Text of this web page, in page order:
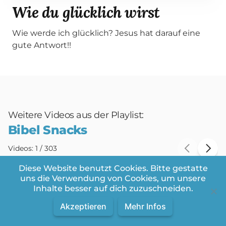
Wie du glücklich wirst
Wie werde ich glücklich? Jesus hat darauf eine
gute Antwort!!
Weitere Videos aus der Playlist:
Bibel Snacks
Videos in dieser Playlist
Videos: 1 / 303
Diese Website benutzt Cookies. Bitte gestatte
uns die Verwendung von Cookies, um unsere
Inhalte besser auf dich zuzuschneiden.
Akzeptieren Mehr Infos